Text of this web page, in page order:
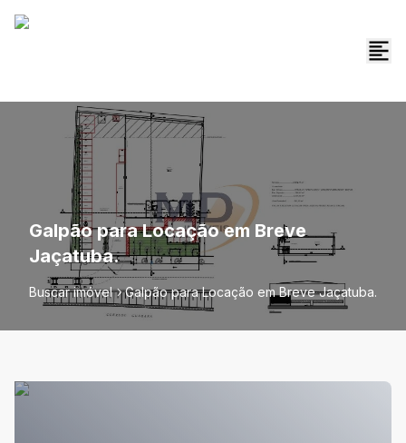
Galpão para Locação em Breve
Jaçatuba.
Buscar imóvel Galpão para Locação em Breve Jaçatuba.